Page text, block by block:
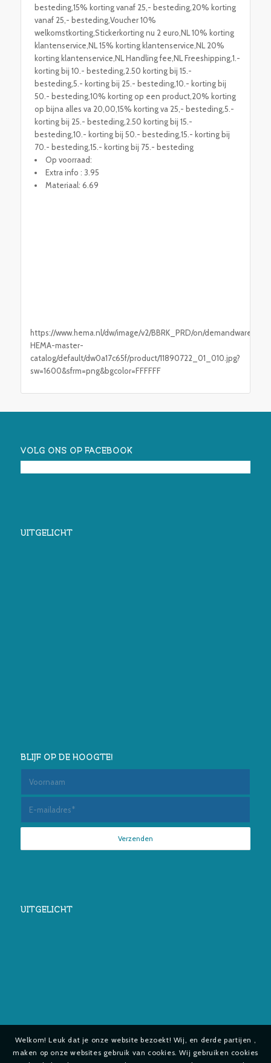
besteding,15% korting vanaf 25,- besteding,20% korting
vanaf 25,- besteding,Voucher 10%
welkomstkorting,Stickerkorting nu 2 euro,NL 10% korting
klantenservice,NL 15% korting klantenservice,NL 20%
korting klantenservice,NL Handling fee,NL Freeshipping,1.-
korting bij 10.- besteding,2.50 korting bij 15.-
besteding,5.- korting bij 25.- besteding,10.- korting bij
50.- besteding,10% korting op een product,20% korting
op bijna alles va 20,00,15% korting va 25,- besteding,5.-
korting bij 25.- besteding,2.50 korting bij 15.-
besteding,10.- korting bij 50.- besteding,15.- korting bij
70.- besteding,15.- korting bij 75.- besteding
Op voorraad:
Extra info : 3.95
Materiaal: 6.69
https://www.hema.nl/dw/image/v2/BBRK_PRD/on/
HEMA-master-
catalog/default/dw0a17c65f/product/11890722_01_010.jpg?
sw=1600&sfrm=png&bgcolor=FFFFFF
VOLG ONS OP FACEBOOK
UITGELICHT
BLIJF OP DE HOOGTE!
UITGELICHT
Welkom! Leuk dat je onze website bezoekt! Wij, en derde partijen ,
maken op onze websites gebruik van cookies. Wij gebruiken cookies